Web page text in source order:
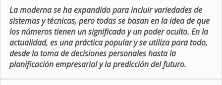
La moderna se ha expandido para incluir variedades de
sistemas y técnicas, pero todas se basan en la idea de que
los números tienen un significado y un poder oculto. En la
actualidad, es una práctica popular y se utiliza para todo,
desde la toma de decisiones personales hasta la
planificación empresarial y la predicción del futuro.